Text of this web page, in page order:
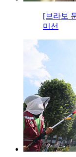
[브라보
미선